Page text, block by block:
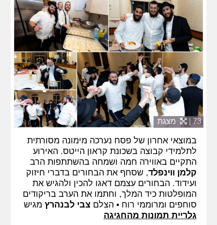
73 | מצגת
במוצאי אחרון של פסח נערכה מימונה מסורתית
לתלמידי קבוצה בשכונת קראון הייטס. האירוע
התקיים באווירה חמה ושמחה בהשתתפות הרב
קלמן ווינפלד, שסחף את הבחורים בדברי חיזוק
ועידוד. הבחורים עצמם דאגו להכין ולהגיש את
המופלטות כיד המלך, וחתמו את הערב בריקודים
סוחפים ומרוממי רוח • הצלם צבי לבנהרץ מגיש
גלריית תמונות מהחגיגה